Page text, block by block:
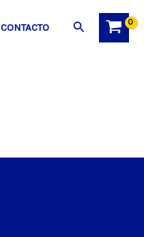
CONTACTO Buscar